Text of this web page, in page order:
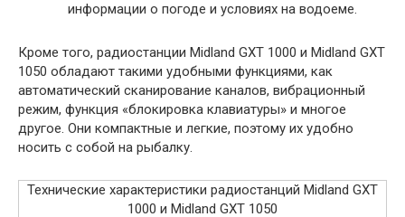
информации о погоде и условиях на водоеме.
Кроме того, радиостанции Midland GXT 1000 и Midland GXT
1050 обладают такими удобными функциями, как
автоматический сканирование каналов, вибрационный
режим, функция «блокировка клавиатуры» и многое
другое. Они компактные и легкие, поэтому их удобно
носить с собой на рыбалку.
Технические характеристики радиостанций Midland GXT
1000 и Midland GXT 1050